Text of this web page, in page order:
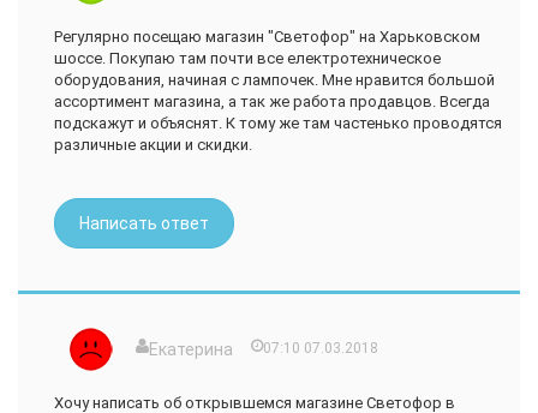
как бы что не упало мне на голову. К тому же в помещение
местами стерты и неизвестно, что попадется. В
холодильнике, который находится за резиновыми
шторками, творится хаос. Колбаса, сыр, масло, молоко,
творог - все навалено в перемешку. Сырое мясо так
вообще лежит на полу, а часть сырой свинины лежит в
зале, а не в холодильной камере.
галоши, колготки и антифриз. Последний товар все же
замерз при -10 градусов, хотя на этикетки значится до
минус сорока.
Не покупайте в "Светофоре" продукты - поберегите
Регулярно посещаю магазин "Светофор" на Харьковском
шоссе. Покупаю там почти все електротехническое
оборудования, начиная с лампочек. Мне нравится большой
ассортимент магазина, а так же работа продавцов. Всегда
подскажут и объяснят. К тому же там частенько проводятся
различные акции и скидки.
Написать ответ
Екатерина 07:10 07.03.2018
Хочу написать об открывшемся магазине Светофор в